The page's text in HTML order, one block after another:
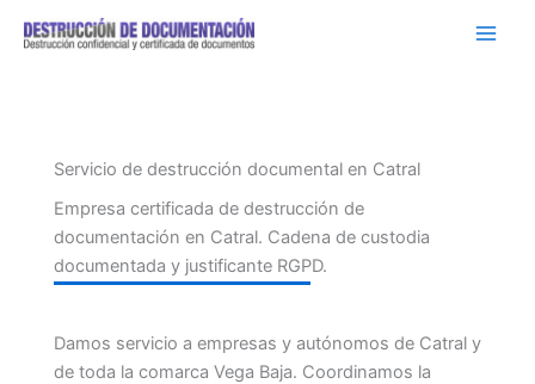
Servicio de destrucción documental en Catral
Empresa certificada de destrucción de
documentación en Catral. Cadena de custodia
documentada y justificante RGPD.
Damos servicio a empresas y autónomos de Catral y
de toda la comarca Vega Baja. Coordinamos la